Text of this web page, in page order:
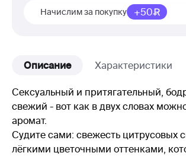
Начислим за покупку +50
Описание Характеристики
Сексуальный и притягательный,
свежий - вот как в двух словах
аромат.
Судите сами: свежесть цитрусовых
лёгкими цветочными оттенками,